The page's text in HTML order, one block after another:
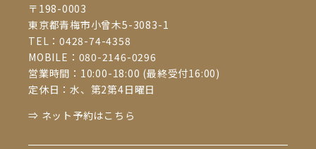
和服 #撮影 #ヘアアレンジ #着付け #マツエク #eyelash #まつげエクステ #ボ
リュームラッシュ #beauty #まつえく #まつげえくすて #大人女子 #ママスタ
イル #青梅 #青梅市 #ome #飯能 #プライベートサロン #子連れok #マツエク
サロンjaponespue
#青梅市マツエク #青梅市マツエク #青梅市まつ
#青梅市前撮り #青梅市成人式
青梅市着付け
〒198-0003
東京都青梅市小曾木5-3083-1
TEL：0428-74-4358
MOBILE： 080-2146-0296
営業時間：10:00-18:00 (最終受付16:00)
定休日：水、第2第4日曜日
⇒ ネット予約はこちら